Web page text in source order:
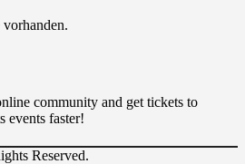
community and get tickets to
events faster!
Reserved.